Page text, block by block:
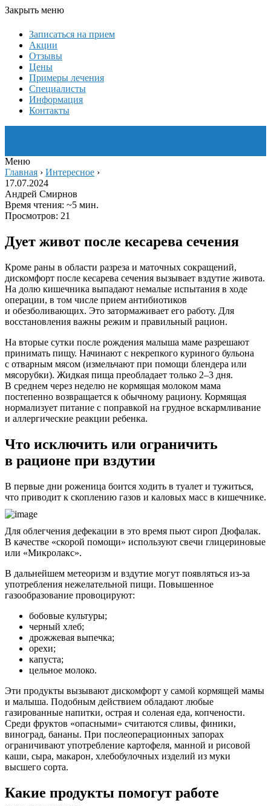
Закрыть меню
Записаться на прием
Акции
Отзывы
Цены
Примеры лечения
Специалисты
Информация
Контакты
Меню
Главная › Интересное ›
17.07.2024
Андрей Смирнов
Время чтения: ~5 мин.
Просмотров: 21
Дует живот после кесарева сечения
Кроме раны в области разреза и маточных сокращений,
дискомфорт после кесарева сечения вызывает вздутие живота.
На долю кишечника выпадают немалые испытания в ходе
операции, в том числе прием антибиотиков
и обезболивающих. Это затормаживает его работу. Для
восстановления важны режим и правильный рацион.
На вторые сутки после рождения малыша маме разрешают
принимать пищу. Начинают с некрепкого куриного бульона
с отварным мясом (измельчают при помощи блендера или
мясорубки). Жидкая пища преобладает только 2–3 дня.
В среднем через неделю не кормящая молоком мама
постепенно возвращается к обычному рациону. Кормящая
нормализует питание с поправкой на грудное вскармливание
и аллергические реакции ребенка.
Что исключить или ограничить
в рационе при вздутии
В первые дни роженица боится ходить в туалет и тужиться,
что приводит к скоплению газов и каловых масс в кишечнике.
Для облегчения дефекации в это время пьют сироп Дюфалак.
В качестве «скорой помощи» используют свечи глицериновые
или «Микролакс».
В дальнейшем метеоризм и вздутие могут появляться из-за
употребления нежелательной пищи. Повышенное
газообразование провоцируют:
бобовые культуры;
черный хлеб;
дрожжевая выпечка;
орехи;
капуста;
цельное молоко.
Эти продукты вызывают дискомфорт у самой кормящей мамы
и малыша. Подобным действием обладают любые
газированные напитки, острая и соленая еда, копчености.
Среди фруктов «опасными» считаются сливы, финики,
виноград, бананы. При послеоперационных запорах
ограничивают употребление картофеля, манной и рисовой
каши, сыра, макарон, хлебобулочных изделий из муки
высшего сорта.
Какие продукты помогут работе